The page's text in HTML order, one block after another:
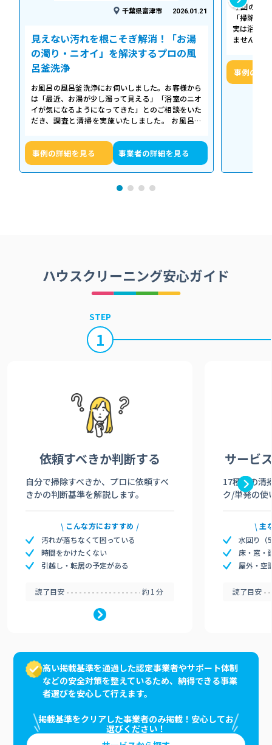
千葉県富津市 2026.01.21
見えない汚れを根こそぎ解消！「お湯
の濁り・ニオイ」を解決するプロの風
呂釜洗浄
お風呂の風呂釜洗浄にお伺いしました。お客様から
は「最近、お湯が少し濁って見える」「浴室のニオ
イが気になるようになってきた」とのご相談をいた
だき、調査と清掃を実施いたしました。 お風呂の
事例の詳細を見る 事業者の詳細を見る
今回の作
「掃除し
実は浴槽
ません。
事例の詳
ハウスクリーニング安心ガイド
STEP
1
依頼すべきか判断する
自分で掃除すべきか、プロに依頼すべ
きかの判断基準を解説します。
こんな方におすすめ
汚れが落ちなくて困っている
時間をかけたくない
引越し・転居の予定がある
読了目安 約1分
サービ
17種類の清
ク/単発の使
主
水回り（
床・窓・
屋外・空
読了目安
高い掲載基準を通過した認定事業者やサポート体制
などの安全対策を整えているため、納得できる事業
者選びを安心して行えます。
掲載基準をクリアした事業者のみ掲載！安心してお
選びください！